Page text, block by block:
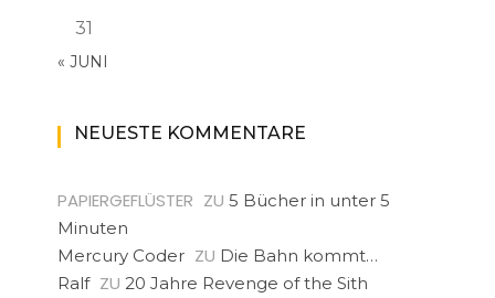
31
« JUNI
NEUESTE KOMMENTARE
PAPIERGEFLÜSTER ZU 5 Bücher in unter 5
Minuten
Mercury Coder ZU Die Bahn kommt…
Ralf ZU 20 Jahre Revenge of the Sith